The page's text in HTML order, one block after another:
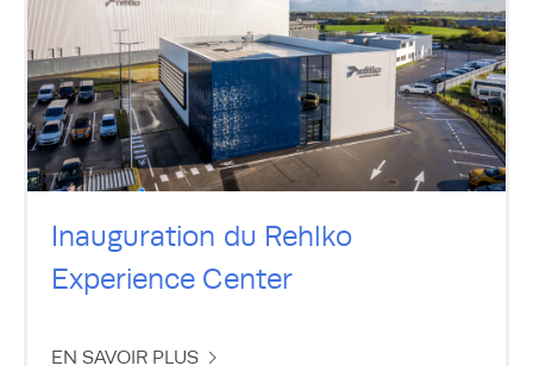
Inauguration du Rehlko
Experience Center
EN SAVOIR PLUS